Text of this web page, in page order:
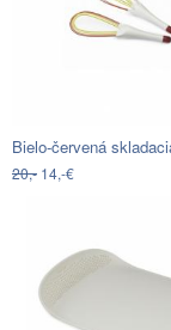
20,- 14,-€